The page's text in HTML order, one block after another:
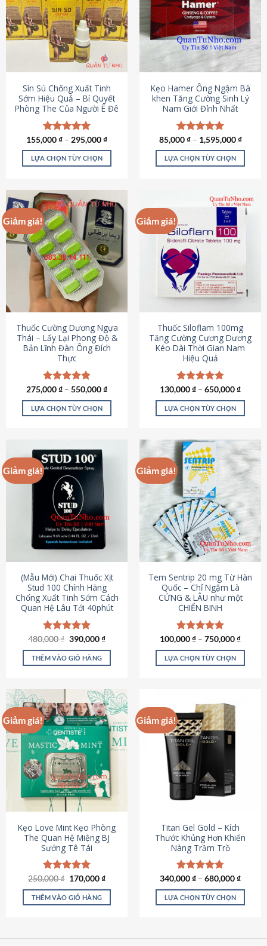
thể.
Các
tùy
chọn
có
thể
được
chọn
trên
trang
sản
phẩm
Sìn Sú Chống Xuất Tinh
Sớm Hiệu Quả – Bí Quyết
Phòng The Của Người Ê Đê
Được xếp
hạng4.95
5 sao
155,000₫ – 295,000₫
LỰA CHỌN TÙY CHỌN
này
có
nhiều
biến
thể.
Các
tùy
chọn
có
thể
chọn
trên
trang
sản
phẩm
Kẹo Hamer Ông Ngậm Bà
khen Tăng Cường Sinh Lý
Nam Giới Đỉnh Nhất
Được xếp
hạng5.00
5 sao
85,000₫– 1,595,000₫
LỰA CHỌN TÙY CHỌN
này
nhiều
biến
tùy
chọn
có
được
chọn
trên
trang
sản
phẩm
Giảm giá!
Thuốc Cường Dương Ngựa
Thái – Lấy Lại Phong Độ &
Bản Lĩnh Đàn Ông Đích
Thực
Được xếp
hạng4.87
5 sao
275,000₫ – 550,000₫
LỰA CHỌN TÙY CHỌN
có
nhiều
biến
thể.
Các
tùy
chọn
được
chọn
trên
trang
sản
phẩm
Giảm giá!
Thuốc Siloflam 100mg
Tăng Cường Cương Dương
Kéo Dài Thời Gian Nam
Hiệu Quả
Được xếp
hạng5.00
5 sao
130,000₫ – 650,000₫
LỰA CHỌN TÙY CHỌN
này
có
nhiều
biến
thể.
Các
tùy
chọn
có
thể
chọn
trên
trang
sản
phẩm
Giảm giá!
(Mẫu Mới) Chai Thuốc Xịt
Stud 100 Chính Hãng
Chống Xuất Tinh Sớm Cách
Quan Hệ Lâu Tới 40phút
Được xếp
hạng5.00
5 sao
480,000₫ Giá
là:
480,000 ₫.
390,000₫Giá
tại
THÊM VÀO GIỎ HÀNG
Giảm giá!
Tem Sentrip 20 mg Từ Hàn
Quốc – Chỉ Ngậm Là
CỨNG & LÂU như một
CHIẾN BINH
Được xếp
hạng5.00
5 sao
100,000₫ – 750,000₫
LỰA CHỌN TÙY CHỌN
có
nhiều
biến
tùy
chọn
có
chọn
trên
trang
sản
phẩm
Giảm giá!
Kẹo Love Mint Kẹo Phòng
The Quan Hệ Miệng BJ
Sướng Tê Tái
Được xếp
hạng5.00
5 sao
250,000₫ Giá
là:
250,000 ₫.
170,000₫Giá
tại
THÊM VÀO GIỎ HÀNG
Giảm giá!
Titan Gel Gold – Kích
Thước Khủng Hơn Khiến
Nàng Trầm Trồ
Được xếp
hạng4.79
5 sao
340,000₫ – 680,000₫
LỰA CHỌN TÙY CHỌN